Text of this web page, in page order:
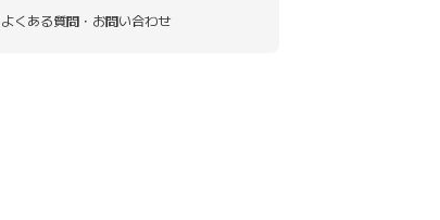
よくある質問・お問い合わせ